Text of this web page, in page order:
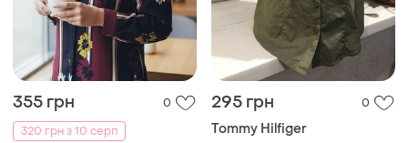
355 грн
0
320 грн з 10 серп
295 грн 0
Tommy Hilfiger